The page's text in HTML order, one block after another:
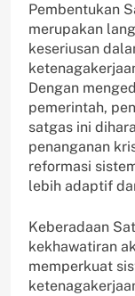
Pembentukan
merupakan
keseriusan
Dengan
pemerintah,
satgas ini
penanganan
reformasi
lebih adaptif
Keberadaan
kekhawatiran
memperkuat